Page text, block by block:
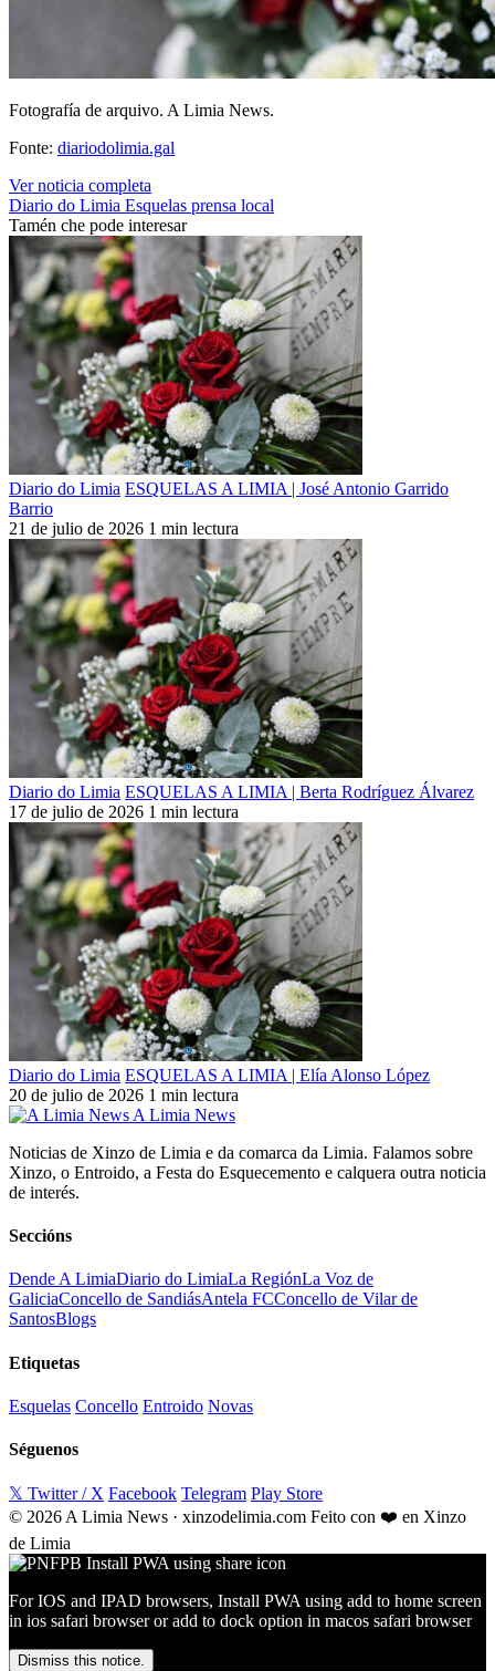
Fotografía de arquivo. A Limia News.
Fonte: diariodolimia.gal
Ver noticia completa
Diario do Limia Esquelas prensa local
Tamén che pode interesar
Diario do Limia ESQUELAS A LIMIA | José Antonio Garrido
Barrio
21 de julio de 2026 1 min lectura
Diario do Limia ESQUELAS A LIMIA | Berta Rodríguez Álvarez
17 de julio de 2026 1 min lectura
Diario do Limia ESQUELAS A LIMIA | Elía Alonso López
20 de julio de 2026 1 min lectura
A Limia News
Noticias de Xinzo de Limia e da comarca da Limia. Falamos sobre
Xinzo, o Entroido, a Festa do Esquecemento e calquera outra noticia
de interés.
Seccións
Dende A LimiaDiario do LimiaLa RegiónLa Voz de
GaliciaConcello de SandiásAntela FCConcello de Vilar de
SantosBlogs
Etiquetas
Esquelas Concello Entroido Novas
Séguenos
𝕏 Twitter / X Facebook Telegram Play Store
© 2026 A Limia News · xinzodelimia.com Feito con ❤️ en Xinzo
de Limia
For IOS and IPAD browsers, Install PWA using add to home screen
in ios safari browser or add to dock option in macos safari browser
Dismiss this notice.